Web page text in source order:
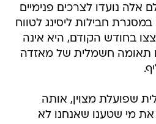
אולם אלה נועדו לצרכים פנימיים
חבילות ליסינג לטווח
בחודש הקודם, היא אינה
תאומה חשמלית של מאזדה
2 חשמלית שפועלת מצוין, אותה
מי שטענו שאנחנו לא